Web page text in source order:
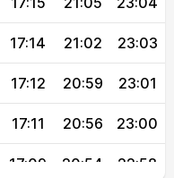
17:14 21:02 23:03
17:12 20:59 23:01
17:11 20:56 23:00
17:09 20:54 22:58